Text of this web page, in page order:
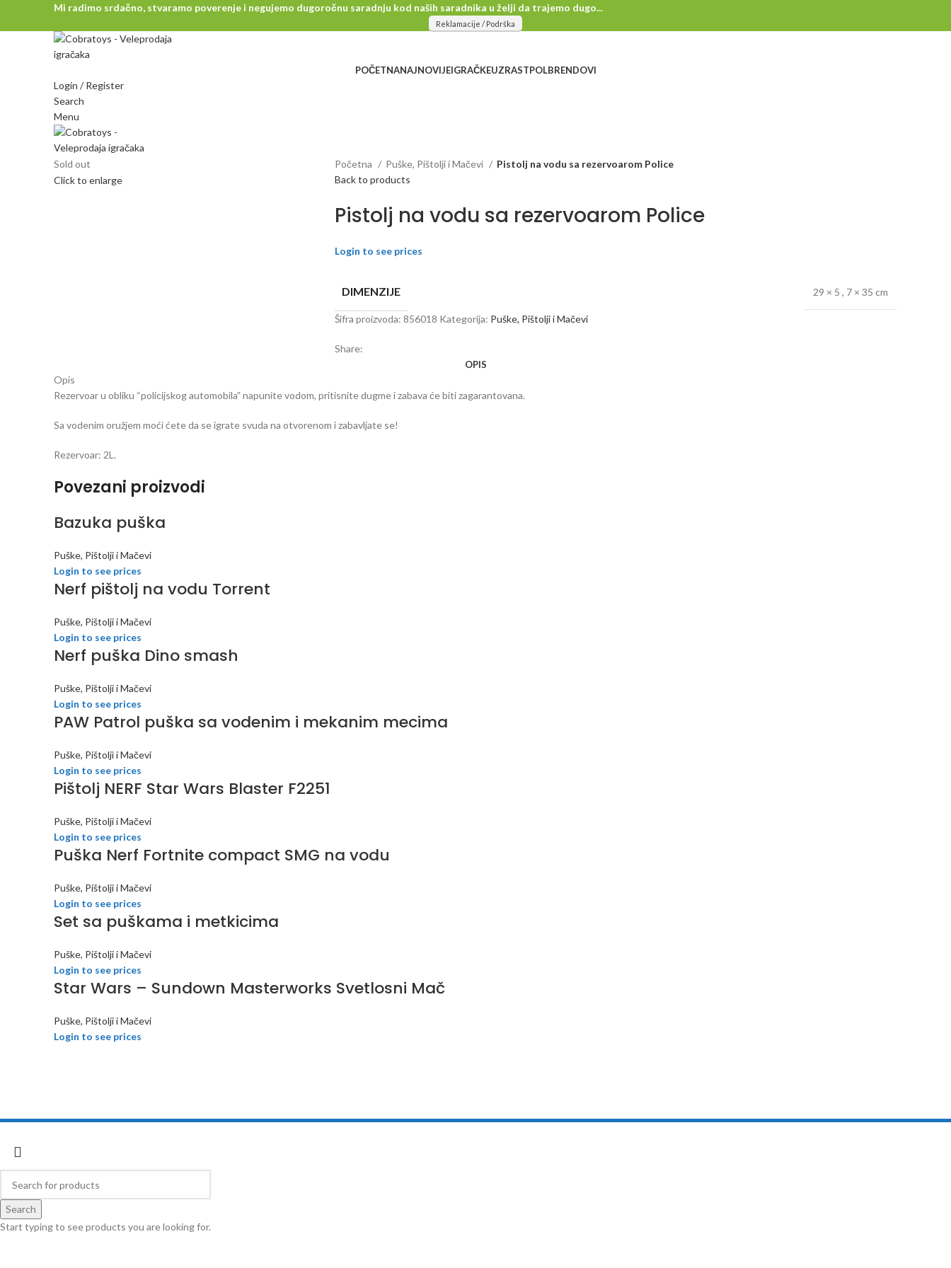
Mi radimo srdačno, stvaramo poverenje i negujemo dugoročnu saradnju kod naših saradnika u želji da trajemo dugo...
Reklamacije / Podrška
POČETNANAJNOVIJEIGRAČKEUZRASTPOLBRENDOVI
Login / Register
Search
Menu
Sold out
Click to enlarge
Početna Puške, Pištolji i Mačevi
Pistolj na vodu sa rezervoarom Police
Back to products
Pistolj na vodu sa rezervoarom Police
Login to see prices
DIMENZIJE 29 × 5, 7 × 35 cm
Šifra proizvoda:856018 Kategorija: Puške, Pištolji i Mačevi
Share:
OPIS
Opis
Rezervoar u obliku “policijskog automobila” napunite vodom, pritisnite dugme i zabava će biti zagarantovana.
Sa vodenim oružjem moći ćete da se igrate svuda na otvorenom i zabavljate se!
Rezervoar: 2L.
Povezani proizvodi
Bazuka puška
Puške, Pištolji i Mačevi
Login to see prices
Nerf pištolj na vodu Torrent
Puške, Pištolji i Mačevi
Login to see prices
Nerf puška Dino smash
Puške, Pištolji i Mačevi
Login to see prices
PAW Patrol puška sa vodenim i mekanim mecima
Puške, Pištolji i Mačevi
Login to see prices
Pištolj NERF Star Wars Blaster F2251
Puške, Pištolji i Mačevi
Login to see prices
Puška Nerf Fortnite compact SMG na vodu
Puške, Pištolji i Mačevi
Login to see prices
Set sa puškama i metkicima
Puške, Pištolji i Mačevi
Login to see prices
Star Wars – Sundown Masterworks Svetlosni Mač
Puške, Pištolji i Mačevi
Login to see prices
Search
Start typing to see products you are looking for.